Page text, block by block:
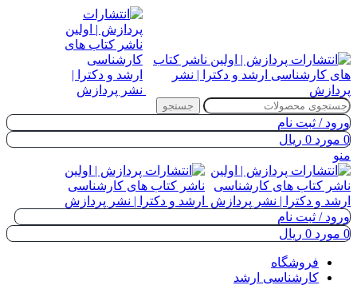
جستجو
ورود / ثبت نام
0 مورد 0 ریال
منو
ورود / ثبت نام
0 مورد 0 ریال
فروشگاه
کارشناسی ارشد